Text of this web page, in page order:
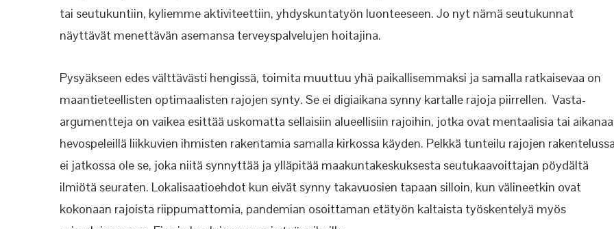
tai seutukuntiin, kyliemme aktiviteettiin, yhdyskuntatyön luonteeseen. Jo nyt nämä seutukunnat
näyttävät menettävän asemansa terveyspalvelujen hoitajina.
Pysyäkseen edes välttävästi hengissä, toimita muuttuu yhä paikallisemmaksi ja samalla ratkaisevaa on
maantieteellisten optimaalisten rajojen synty. Se ei digiaikana synny kartalle rajoja piirrellen. Vasta-
argumentteja on vaikea esittää uskomatta sellaisiin alueellisiin rajoihin, jotka ovat mentaalisia tai
hevospeleillä liikkuvien ihmisten rakentamia samalla kirkossa käyden. Pelkkä tunteilu rajojen rakentelussa
ei jatkossa ole se, joka niitä synnyttää ja ylläpitää maakuntakeskuksesta seutukaavoittajan pöydältä
ilmiötä seuraten. Lokalisaatioehdot kun eivät synny takavuosien tapaan silloin, kun välineetkin ovat
kokonaan rajoista riippumattomia, pandemian osoittaman etätyön kaltaista työskentelyä myös